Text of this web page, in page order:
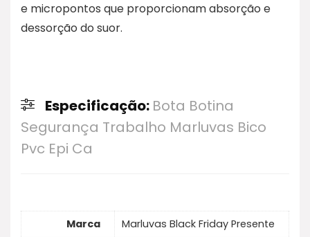
e micropontos que proporcionam absorção e
dessorção do suor.
Especificação: Bota Botina
Segurança Trabalho Marluvas Bico
Pvc Epi Ca
Marca Marluvas Black Friday Presente